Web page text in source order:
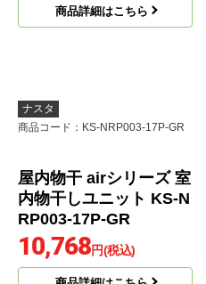
商品詳細はこちら
ナスタ
商品コード：KS-NRP003-17P-GR